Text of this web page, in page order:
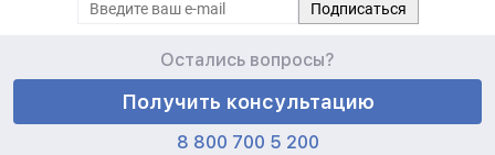
Остались вопросы?
Получить консультацию
8 800 700 5 200